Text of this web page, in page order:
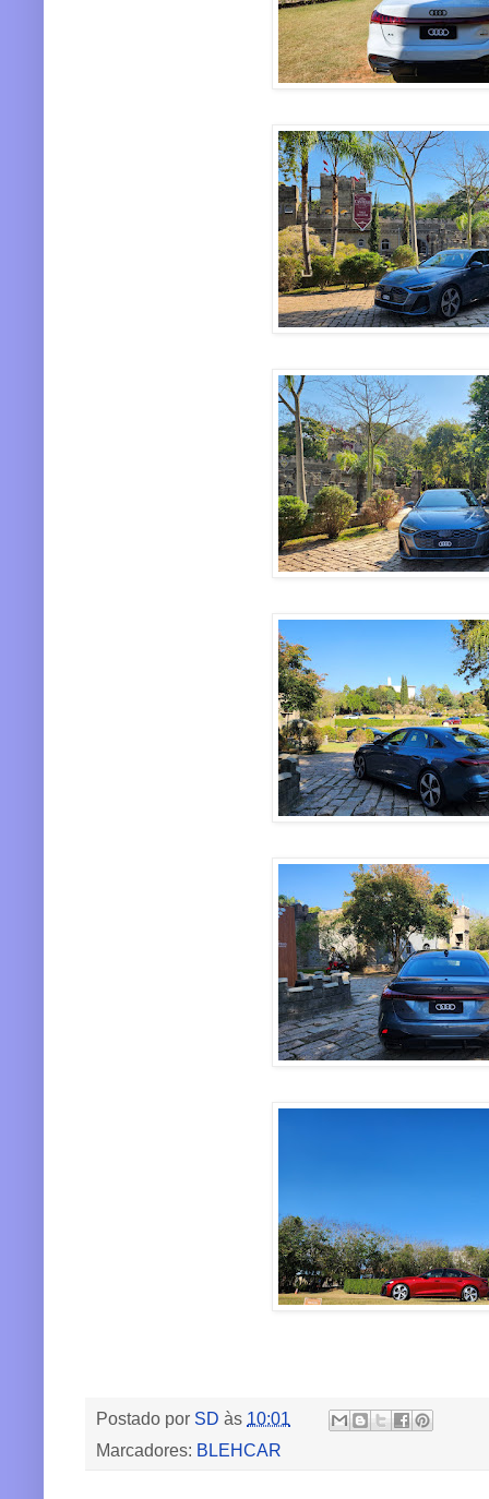
Postado por SD às 10:01
Marcadores: BLEHCAR